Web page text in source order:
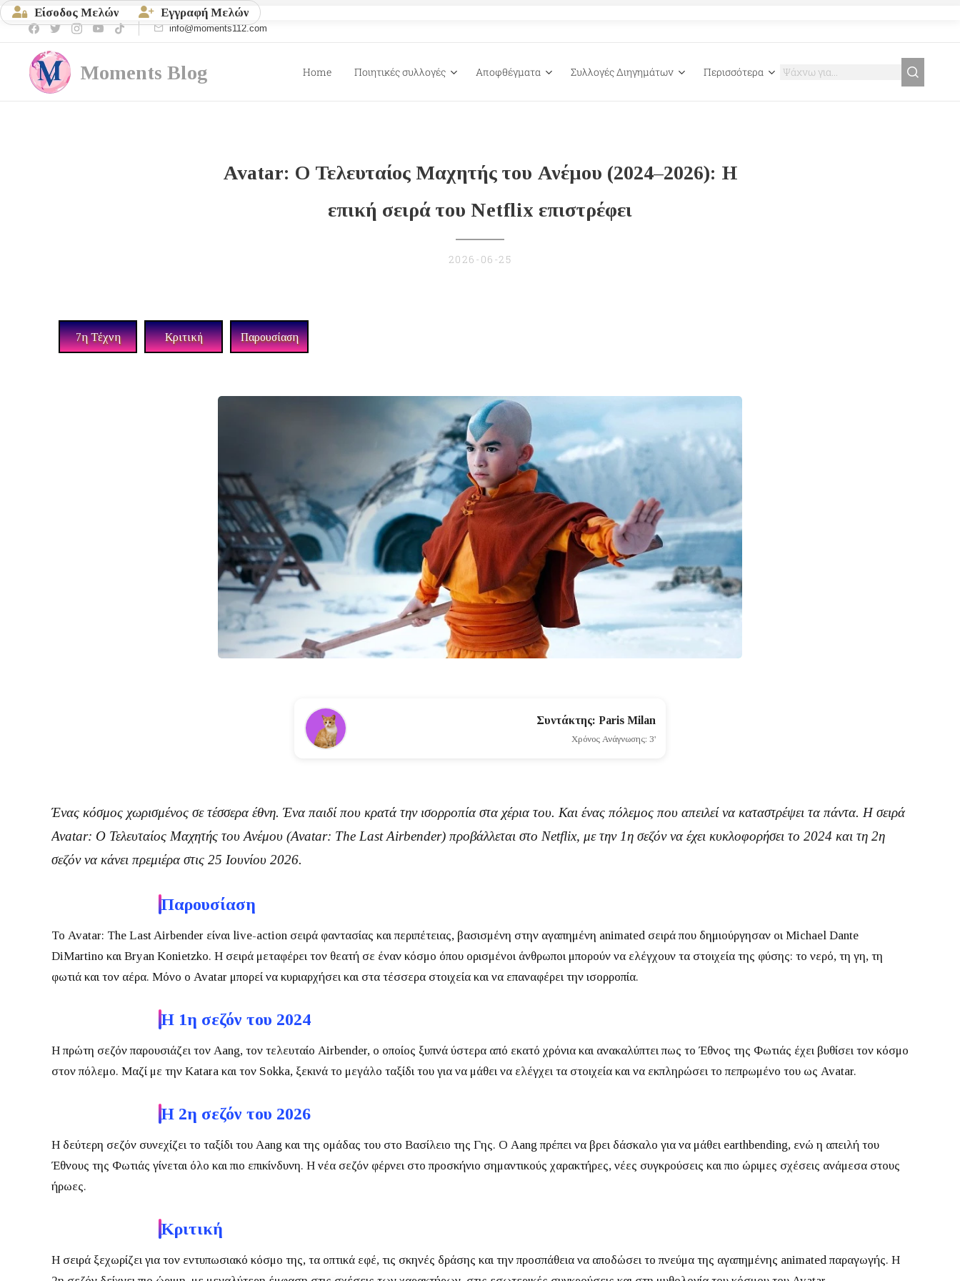
Είσοδος Μελών Εγγραφή Μελών
info@moments112.com
Moments Blog Home Ποιητικές συλλογές Αποφθέγματα Συλλογές Διηγημάτων Περισσότερα
Avatar: Ο Τελευταίος Μαχητής του Ανέμου (2024–2026): Η
επική σειρά του Netflix επιστρέφει
2026-06-25
7η Τέχνη Κριτική Παρουσίαση
Συντάκτης: Paris Milan
Χρόνος Ανάγνωσης: 3'
Ένας κόσμος χωρισμένος σε τέσσερα έθνη. Ένα παιδί που κρατά την ισορροπία στα χέρια του. Και ένας πόλεμος που απειλεί να καταστρέψει τα πάντα. Η σειρά
Avatar: Ο Τελευταίος Μαχητής του Ανέμου (Avatar: The Last Airbender) προβάλλεται στο Netflix, με την1η σεζόννα έχει κυκλοφορήσει το 2024 και τη 2η
σεζόννα κάνει πρεμιέρα στις 25 Ιουνίου 2026.
Παρουσίαση
Το Avatar: The Last Airbender είναι live-action σειρά φαντασίας και περιπέτειας, βασισμένη στην αγαπημένη animated σειρά που δημιούργησαν οι Michael Dante
DiMartino και Bryan Konietzko. Η σειρά μεταφέρει τον θεατή σε έναν κόσμο όπου ορισμένοι άνθρωποι μπορούν να ελέγχουν τα στοιχεία της φύσης: το νερό, τη γη, τη
φωτιά και τον αέρα. Μόνο ο Avatar μπορεί να κυριαρχήσει και στα τέσσερα στοιχεία και να επαναφέρει την ισορροπία.
Η 1η σεζόν του 2024
Η πρώτη σεζόν παρουσιάζει τον Aang, τον τελευταίο Airbender, ο οποίος ξυπνά ύστερα από εκατό χρόνια και ανακαλύπτει πως το Έθνος της Φωτιάς έχει βυθίσει τον κόσμο
στον πόλεμο. Μαζί με την Katara και τον Sokka, ξεκινά το μεγάλο ταξίδι του για να μάθει να ελέγχει τα στοιχεία και να εκπληρώσει το πεπρωμένο του ως Avatar.
Η 2η σεζόν του 2026
Η δεύτερη σεζόν συνεχίζει το ταξίδι του Aang και της ομάδας του στο Βασίλειο της Γης. Ο Aang πρέπει να βρει δάσκαλο για να μάθει earthbending, ενώ η απειλή του
Έθνους της Φωτιάς γίνεται όλο και πιο επικίνδυνη. Η νέα σεζόν φέρνει στο προσκήνιο σημαντικούς χαρακτήρες, νέες συγκρούσεις και πιο ώριμες σχέσεις ανάμεσα στους
ήρωες.
Κριτική
Η σειρά ξεχωρίζει για τον εντυπωσιακό κόσμο της, τα οπτικά εφέ, τις σκηνές δράσης και την προσπάθεια να αποδώσει το πνεύμα της αγαπημένης animated παραγωγής. Η